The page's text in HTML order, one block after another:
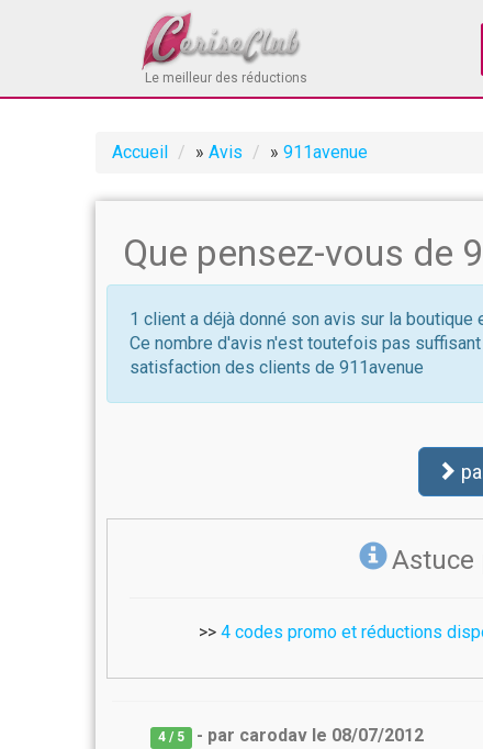
Le meilleur des réductions
Accueil » Avis » 911avenue
Que pensez-vous de
1 client a déjà donné son avis sur la boutique
Ce nombre d'avis n'est toutefois pas
satisfaction des clients de 911avenue
Astuce
>> 4 codes promo et réductions
4 / 5 - par carodav le 08/07/2012